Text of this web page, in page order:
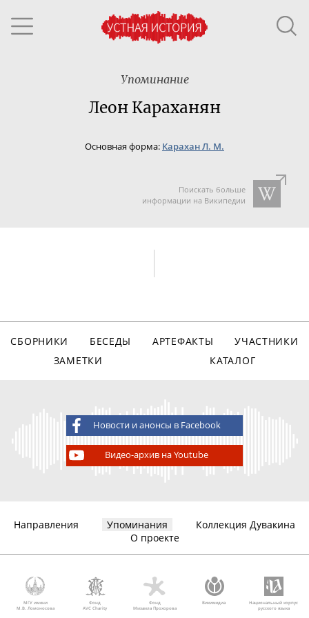
Упоминание
Леон Караханян
Основная форма: Карахан Л. М.
Поискать больше
информации на Википедии
СБОРНИКИ БЕСЕДЫ АРТЕФАКТЫ
УЧАСТНИКИ
ЗАМЕТКИ
КАТАЛОГ
Новости и анонсы в Facebook
Видео-архив на Youtube
Направления Упоминания
Коллекция Дувакина
О проекте
МГУ имени
М.В. Ломоносова
Фонд
AVC Charity
Фонд
Михаила Прохорова
Викимедиа
Национальный корпус
русского языка